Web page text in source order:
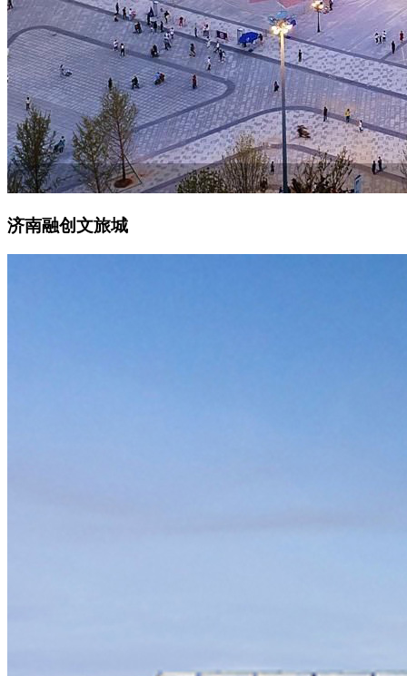
济南融创文旅城